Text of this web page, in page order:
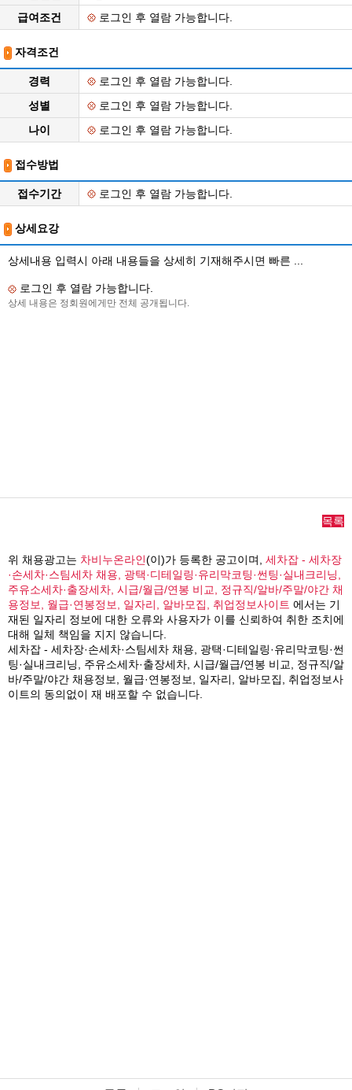
급여조건
로그인 후 열람 가능합니다.
자격조건
경력
로그인 후 열람 가능합니다.
성별
로그인 후 열람 가능합니다.
나이
로그인 후 열람 가능합니다.
접수방법
접수기간 로그인 후 열람 가능합니다.
상세요강
상세내용 입력시 아래 내용들을 상세히 기재해주시면 빠른 ...
로그인 후 열람 가능합니다.
상세 내용은 정회원에게만 전체 공개됩니다.
목록
위 채용광고는 차비누온라인(이)가 등록한 공고이며, 세차잡 - 세차장
·손세차·스팀세차 채용, 광택·디테일링·유리막코팅·썬팅·실내크리닝,
주유소세차·출장세차, 시급/월급/연봉 비교, 정규직/알바/주말/야간 채
용정보, 월급·연봉정보, 일자리, 알바모집, 취업정보사이트 에서는 기
재된 일자리 정보에 대한 오류와 사용자가 이를 신뢰하여 취한 조치에
대해 일체 책임을 지지 않습니다.
세차잡 - 세차장·손세차·스팀세차 채용, 광택·디테일링·유리막코팅·썬
팅·실내크리닝, 주유소세차·출장세차, 시급/월급/연봉 비교, 정규직/알
바/주말/야간 채용정보, 월급·연봉정보, 일자리, 알바모집, 취업정보사
이트의 동의없이 재 배포할 수 없습니다.